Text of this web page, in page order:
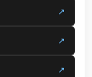
↗
↗
↗